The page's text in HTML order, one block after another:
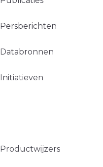
Persberichten
Databronnen
Initiatieven
Productwijzers